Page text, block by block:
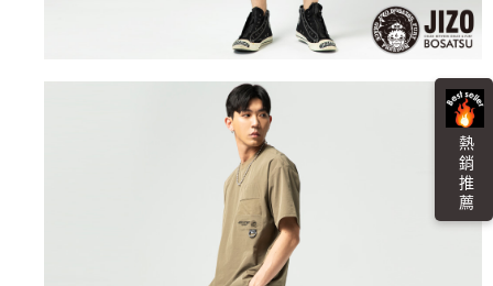
熱 銷 推 薦
２．關於個人資料處理事宜，請瀏覽以下網址：
３．未成年的使用者請事先徵得法定代理人或監護人之同意方可使用
「AFTEE先享後付」，若未經同意申辦者引起之損失，本公司不負相關責
４．使用「AFTEE先享後付」時，將依據個別帳號之用戶狀況，依本公司即
時審查核予不同之上限額度；若仍有額度不足之情形，本公司將視審查結果
５．嚴禁一人註冊多個帳號或使用他人資訊註冊。若發現惡意使用之情形，
恩沛科技股份有限公司將有權停止該用戶之使用額度並採取法律行動。
每筆NT$80，滿NT$3,000(含以上)免運費
每筆NT$100，滿NT$3,000(含以上)免運費
查看運費